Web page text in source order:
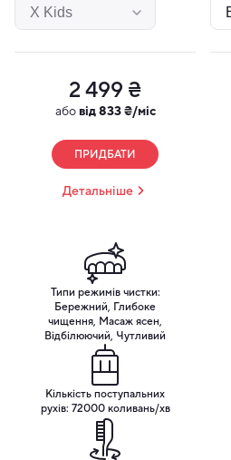
2 499 ₴
або від 833 ₴/міс
ПРИДБАТИ
Детальніше
Типи режимів чистки:
Бережний, Глибоке
чищення, Масаж ясен,
Відбілюючий, Чутливий
Кількість поступальних
рухів: 72000 коливань/хв